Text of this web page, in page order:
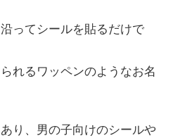
ってシールを貼るだけで
れるワッペンのようなお名
り、男の子向けのシールや